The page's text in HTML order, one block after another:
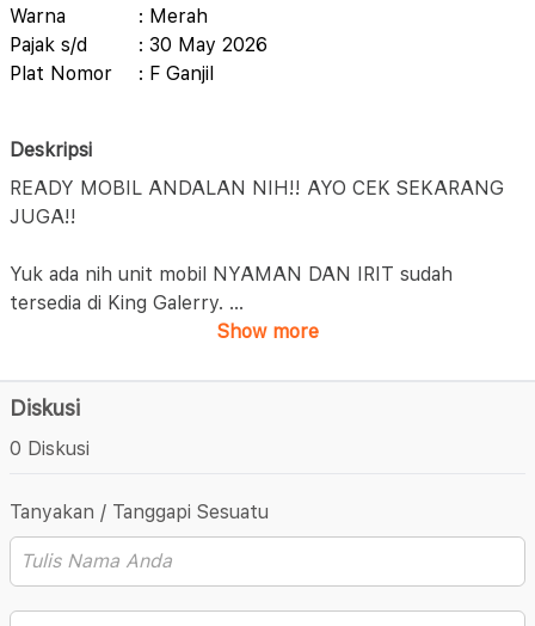
Warna
: Merah
Pajak s/d
: 30 May 2026
Plat Nomor
: F Ganjil
Deskripsi
READY MOBIL ANDALAN NIH!! AYO CEK SEKARANG
JUGA!!
Yuk ada nih unit mobil NYAMAN DAN IRIT sudah
tersedia di King Galerry. ...
Show more
Diskusi
0 Diskusi
Tanyakan / Tanggapi Sesuatu